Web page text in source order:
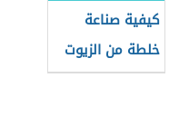
كيفية صناعة
خلطة من الزيوت
المفيدة للشعر